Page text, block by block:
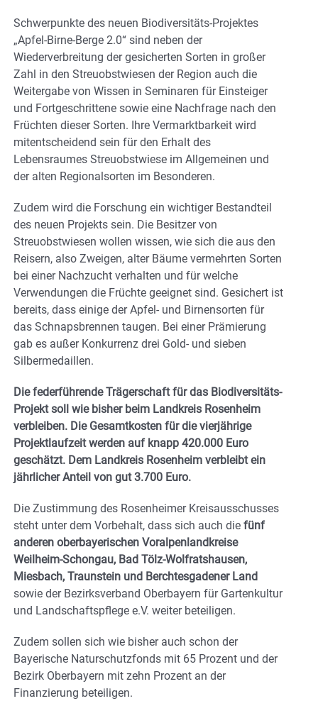
Schwerpunkte des neuen Biodiversitäts-Projektes
„Apfel-Birne-Berge 2.0“ sind neben der
Wiederverbreitung der gesicherten Sorten in großer
Zahl in den Streuobstwiesen der Region auch die
Weitergabe von Wissen in Seminaren für Einsteiger
und Fortgeschrittene sowie eine Nachfrage nach den
Früchten dieser Sorten. Ihre Vermarktbarkeit wird
mitentscheidend sein für den Erhalt des
Lebensraumes Streuobstwiese im Allgemeinen und
der alten Regionalsorten im Besonderen.
Zudem wird die Forschung ein wichtiger Bestandteil
des neuen Projekts sein. Die Besitzer von
Streuobstwiesen wollen wissen, wie sich die aus den
Reisern, also Zweigen, alter Bäume vermehrten Sorten
bei einer Nachzucht verhalten und für welche
Verwendungen die Früchte geeignet sind. Gesichert ist
bereits, dass einige der Apfel- und Birnensorten für
das Schnapsbrennen taugen. Bei einer Prämierung
gab es außer Konkurrenz drei Gold- und sieben
Silbermedaillen.
Die federführende Trägerschaft für das Biodiversitäts-
Projekt soll wie bisher beim Landkreis Rosenheim
verbleiben. Die Gesamtkosten für die vierjährige
Projektlaufzeit werden auf knapp 420.000 Euro
geschätzt. Dem Landkreis Rosenheim verbleibt ein
jährlicher Anteil von gut 3.700 Euro.
Die Zustimmung des Rosenheimer Kreisausschusses
steht unter dem Vorbehalt, dass sich auch die fünf
anderen oberbayerischen Voralpenlandkreise
Weilheim-Schongau, Bad Tölz-Wolfratshausen,
Miesbach, Traunstein und Berchtesgadener Land
sowie der Bezirksverband Oberbayern für Gartenkultur
und Landschaftspflege e.V. weiter beteiligen.
Zudem sollen sich wie bisher auch schon der
Bayerische Naturschutzfonds mit 65 Prozent und der
Bezirk Oberbayern mit zehn Prozent an der
Finanzierung beteiligen.